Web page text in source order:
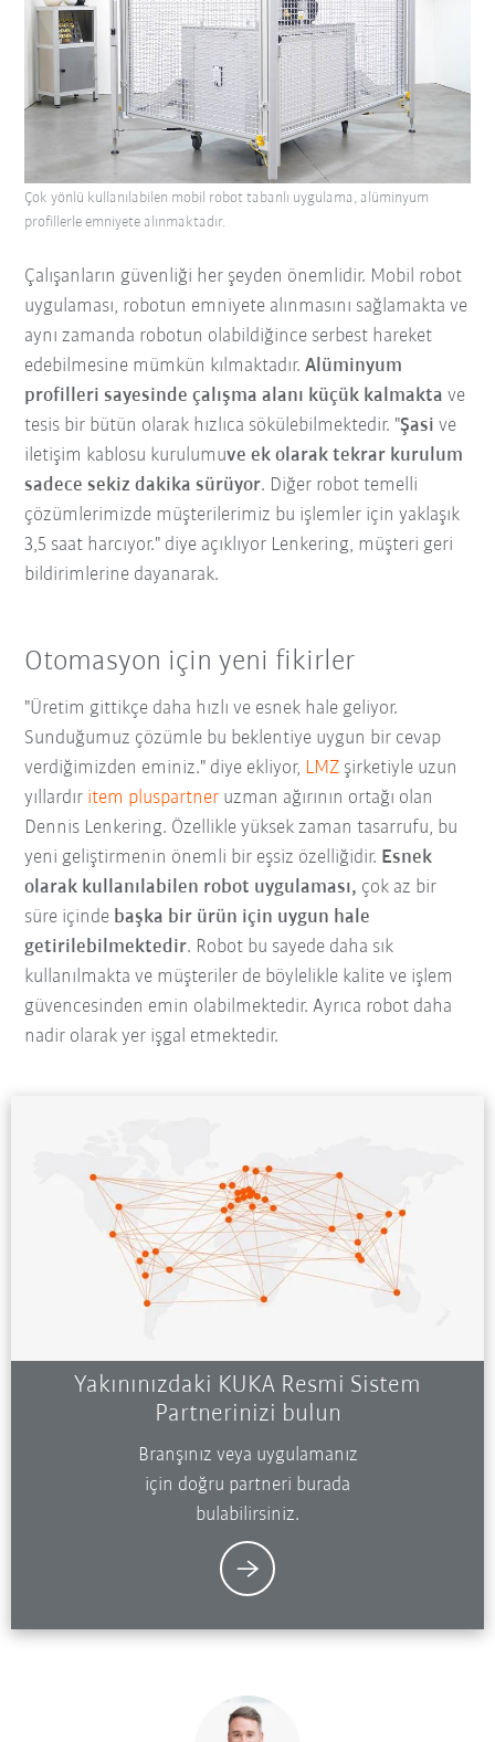
Çalışanların güvenliği her şeyden önemlidir. Mobil robot
uygulaması, robotun emniyete alınmasını sağlamakta ve
aynı zamanda robotun olabildiğince serbest hareket
edebilmesine mümkün kılmaktadır.Alüminyum
profilleri sayesinde çalışma alanı küçük kalmakta ve
tesis bir bütün olarak hızlıca sökülebilmektedir. "Şasi ve
iletişim kablosu kurulumuve ek olarak tekrar kurulum
sadece sekiz dakika sürüyor. Diğer robot temelli
çözümlerimizde müşterilerimiz bu işlemler için yaklaşık
3,5 saat harcıyor." diye açıklıyor Lenkering, müşteri geri
bildirimlerine dayanarak.
Çok yönlü kullanılabilen mobil robot tabanlı uygulama, alüminyum
profillerle emniyete alınmaktadır.
Otomasyon için yeni fikirler
"Üretim gittikçe daha hızlı ve esnek hale geliyor.
Sunduğumuz çözümle bu beklentiye uygun bir cevap
verdiğimizden eminiz." diye ekliyor, LMZ şirketiyle uzun
yıllardır item pluspartner uzman ağırının ortağı olan
Dennis Lenkering. Özellikle yüksek zaman tasarrufu, bu
yeni geliştirmenin önemli bir eşsiz özelliğidir. Esnek
olarak kullanılabilen robot uygulaması, çok az bir
süre içinde başka bir ürün için uygun hale
getirilebilmektedir. Robot bu sayede daha sık
kullanılmakta ve müşteriler de böylelikle kalite ve işlem
güvencesinden emin olabilmektedir. Ayrıca robot daha
nadir olarak yer işgal etmektedir.
Yakınınızdaki KUKA Resmi Sistem
Partnerinizi bulun
Branşınız veya uygulamanız
için doğru partneri burada
bulabilirsiniz.